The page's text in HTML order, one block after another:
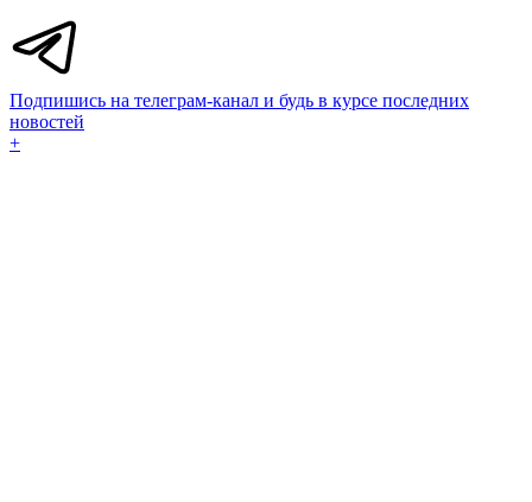
Подпишись на телеграм-канал и будь в курсе последних
новостей
+